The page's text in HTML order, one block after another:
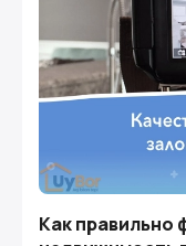
Как правильно